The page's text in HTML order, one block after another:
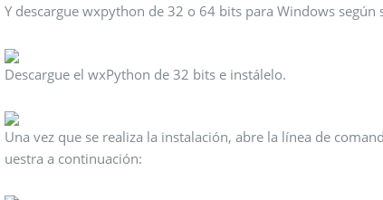
Y descargue wxpython de 32 o 64 bits para Windows
Descargue el wxPython de 32 bits e instálelo.
Una vez que se realiza la instalación, abre la línea de
uestra a continuación: